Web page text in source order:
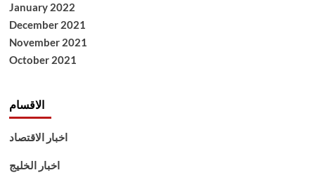
January 2022
December 2021
November 2021
October 2021
الاقسام
اخبار الاقتصاد
اخبار الخليج